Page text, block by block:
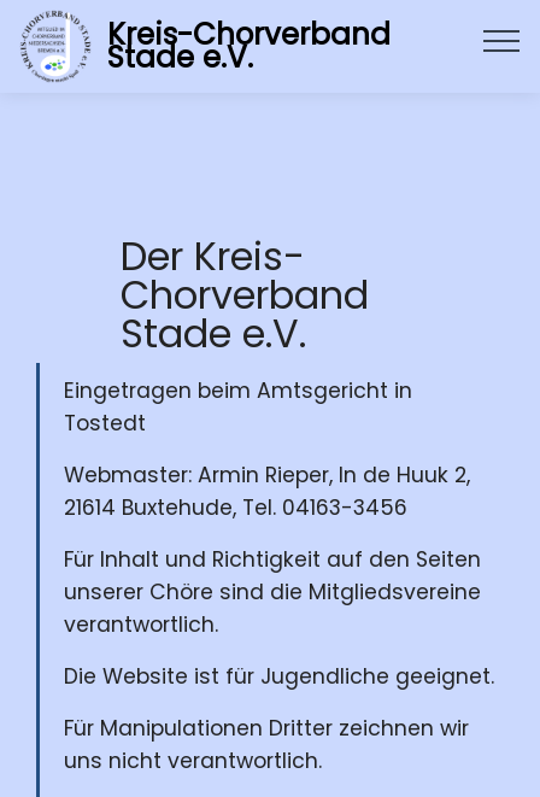
Kreis-Chorverband
Stade e.V.
Der Kreis-
Chorverband
Stade e.V.
Eingetragen beim Amtsgericht in
Tostedt
Webmaster: Armin Rieper, In de Huuk 2,
21614 Buxtehude, Tel. 04163-3456
Für Inhalt und Richtigkeit auf den Seiten
unserer Chöre sind die Mitgliedsvereine
verantwortlich.
Die Website ist für Jugendliche geeignet.
Für Manipulationen Dritter zeichnen wir
uns nicht verantwortlich.